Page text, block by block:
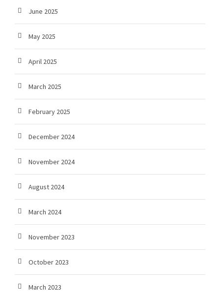
June 2025
May 2025
April 2025
March 2025
February 2025
December 2024
November 2024
August 2024
March 2024
November 2023
October 2023
March 2023